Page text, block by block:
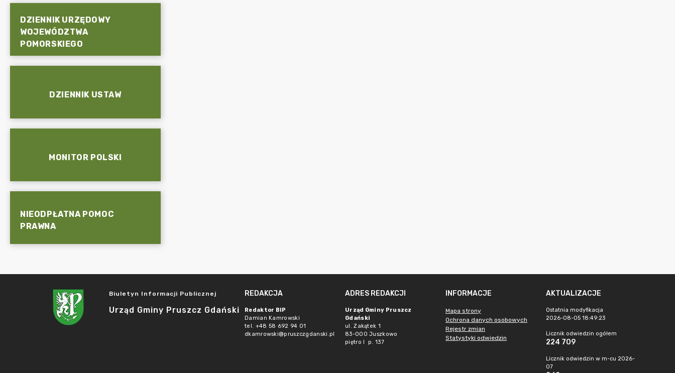
DZIENNIK URZĘDOWY
WOJEWÓDZTWA
POMORSKIEGO
DZIENNIK USTAW
MONITOR POLSKI
NIEODPŁATNA POMOC
PRAWNA
Biuletyn Informacji Publicznej
Urząd Gminy Pruszcz Gdański
REDAKCJA
Redaktor BIP
Damian Kamrowski
tel. +48 58 692 94 01
dkamrowski@pruszczgdanski.pl
ADRES REDAKCJI
Urząd Gminy Pruszcz
Gdański
ul. Zakątek 1
83-000 Juszkowo
piętro I p. 137
INFORMACJE
Mapa strony
Ochrona danych osobowych
Rejestr zmian
Statystyki odwiedzin
AKTUALIZACJE
Ostatnia modyfikacja
2026-08-05 18:49:23
Licznik odwiedzin ogółem
224 709
Licznik odwiedzin w m-cu 2026-
07